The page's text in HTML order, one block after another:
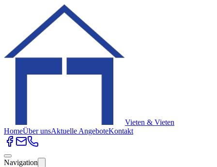
Vieten & Vieten
HomeÜber unsAktuelle AngeboteKontakt
Navigation